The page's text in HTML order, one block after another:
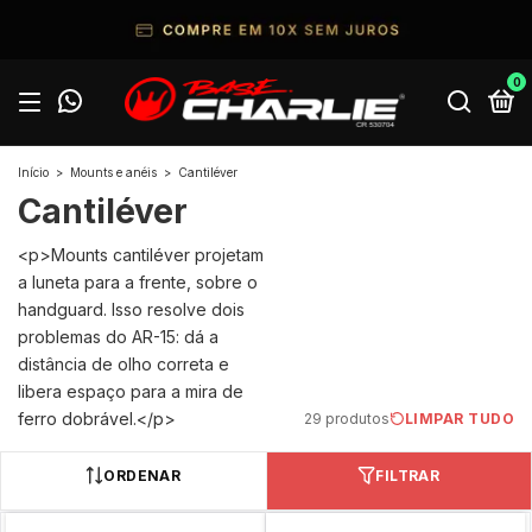
0
Início > Mounts e anéis > Cantiléver
Cantiléver
<p>Mounts cantiléver projetam
a luneta para a frente, sobre o
handguard. Isso resolve dois
problemas do AR-15: dá a
distância de olho correta e
libera espaço para a mira de
ferro dobrável.</p>
29 produtos LIMPAR TUDO
ORDENAR FILTRAR